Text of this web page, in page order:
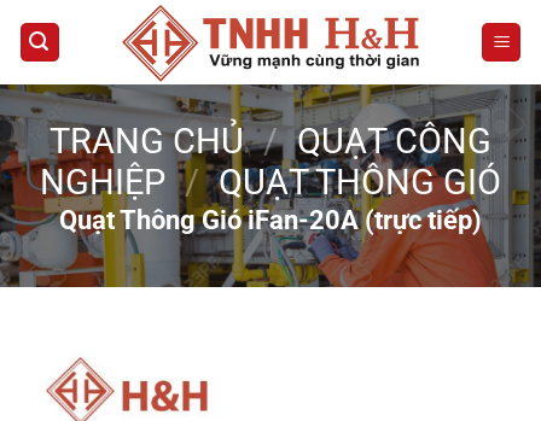
qua
dung
TRANG CHỦ / QUẠT CÔNG
NGHIỆP / QUẠT THÔNG GIÓ
Quạt Thông Gió iFan-20A (trực tiếp)